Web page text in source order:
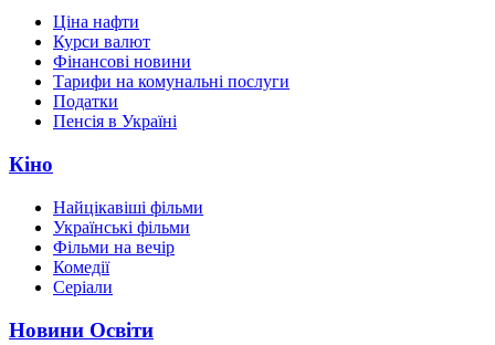
Ціна нафти
Курси валют
Фінансові новини
Тарифи на комунальні послуги
Податки
Пенсія в Україні
Кіно
Найцікавіші фільми
Українські фільми
Фільми на вечір
Комедії
Серіали
Новини Освіти